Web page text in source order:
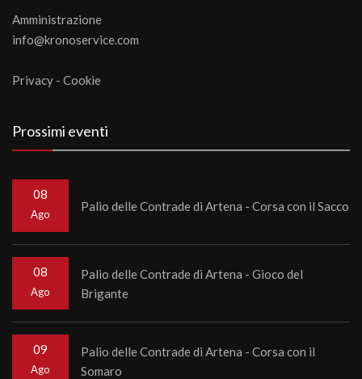
Amministrazione
info@kronoservice.com
Privacy - Cookie
Prossimi eventi
08
Ago
Palio delle Contrade di Artena - Corsa con il Sacco
08
Ago
Palio delle Contrade di Artena - Gioco del
Brigante
09
Ago
Palio delle Contrade di Artena - Corsa con il
Somaro